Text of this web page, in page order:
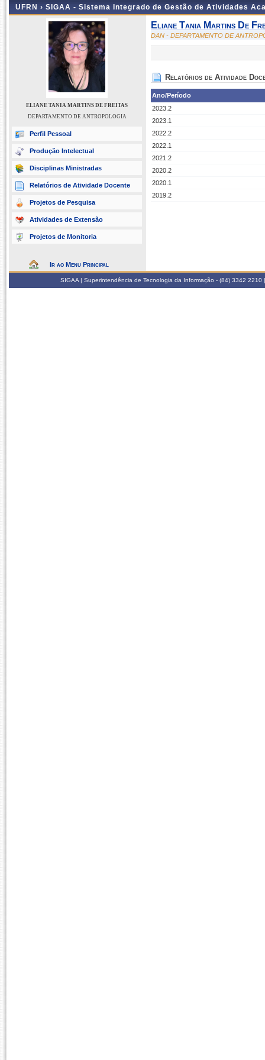
UFRN › SIGAA - Sistema Integrado de Gestão de Atividades
ELIANE TANIA MARTINS DE FREITAS
DEPARTAMENTO DE ANTROPOLOGIA
Perfil Pessoal
Produção Intelectual
Disciplinas Ministradas
Relatórios de Atividade Docente
Projetos de Pesquisa
Atividades de Extensão
Projetos de Monitoria
Ir ao Menu Principal
Eliane Tania Martins De
DAN - DEPARTAMENTO DE
Relatórios de Atividade
Ano/Período
2023.2
2023.1
2022.2
2022.1
2021.2
2020.2
2020.1
2019.2
SIGAA | Superintendência de Tecnologia da Informação - (84) 3342